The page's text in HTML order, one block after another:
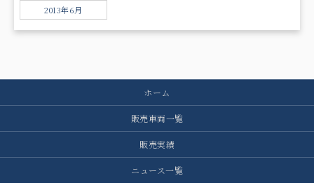
2013年6月
ホーム
販売車両一覧
販売実績
ニュース一覧